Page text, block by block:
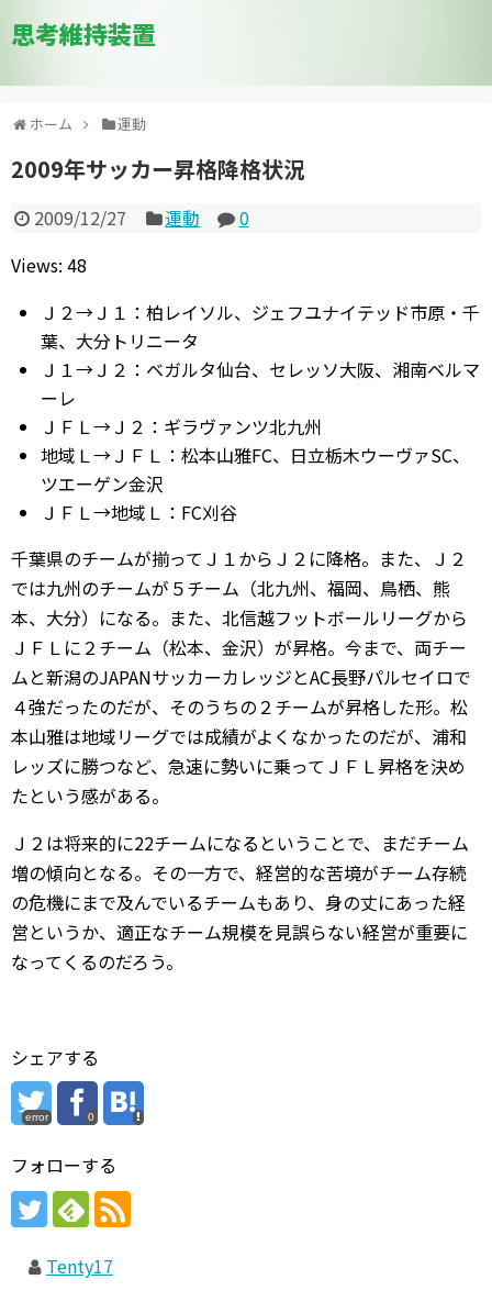
思考維持装置
ホーム 運動
2009年サッカー昇格降格状況
2009/12/27 運動
0
Views: 48
Ｊ２→Ｊ１：柏レイソル、ジェフユナイテッド市原・千
葉、大分トリニータ
Ｊ１→Ｊ２：ベガルタ仙台、セレッソ大阪、湘南ベルマ
ーレ
ＪＦＬ→Ｊ２：ギラヴァンツ北九州
地域Ｌ→ＪＦＬ：松本山雅FC、日立栃木ウーヴァSC、
ツエーゲン金沢
ＪＦＬ→地域Ｌ：FC刈谷
千葉県のチームが揃ってＪ１からＪ２に降格。また、Ｊ２
では九州のチームが５チーム（北九州、福岡、鳥栖、熊
本、大分）になる。また、北信越フットボールリーグから
ＪＦＬに２チーム（松本、金沢）が昇格。今まで、両チー
ムと新潟のJAPANサッカーカレッジとAC長野パルセイロで
４強だったのだが、そのうちの２チームが昇格した形。松
本山雅は地域リーグでは成績がよくなかったのだが、浦和
レッズに勝つなど、急速に勢いに乗ってＪＦＬ昇格を決め
たという感がある。
Ｊ２は将来的に22チームになるということで、まだチーム
増の傾向となる。その一方で、経営的な苦境がチーム存続
の危機にまで及んでいるチームもあり、身の丈にあった経
営というか、適正なチーム規模を見誤らない経営が重要に
なってくるのだろう。
シェアする
error 0
フォローする
Tenty17